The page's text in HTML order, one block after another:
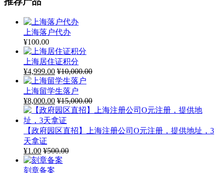
上海落户代办
¥100.00
上海居住证积分
¥4,999.00 ¥10,000.00
上海留学生落户
¥8,000.00 ¥15,000.00
【政府园区直招】上海注册公司O元注册，提供地址，3
天拿证
¥1.00 ¥500.00
刻章备案